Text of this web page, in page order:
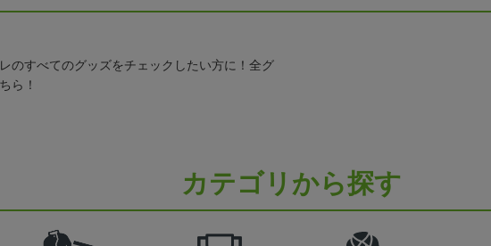
のすべてのグッズをチェックしたい方に！全グ
ら！
カテゴリから探す